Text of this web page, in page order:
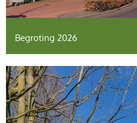
Begroting 2026